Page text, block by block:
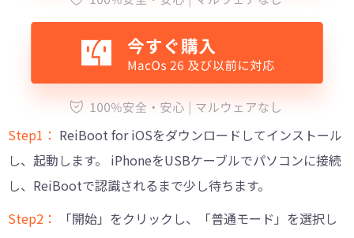
Step1： ReiBoot for iOSをダウンロードしてインストール
し、起動します。 iPhoneをUSBケーブルでパソコンに接続
し、ReiBootで認識されるまで少し待ちます。
Step2：
「開始」をクリックし、「普通モード」を選択し